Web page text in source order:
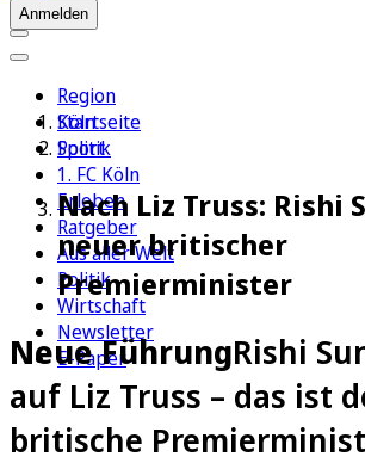
Anmelden
Region
Köln
Sport
1. FC Köln
Erleben
Ratgeber
Aus aller Welt
Politik
Wirtschaft
Newsletter
E-Paper
Startseite
Politik
Nach Liz Truss: Rishi
neuer britischer
Premierminister
Neue FührungRishi
auf Liz Truss – das ist
britische